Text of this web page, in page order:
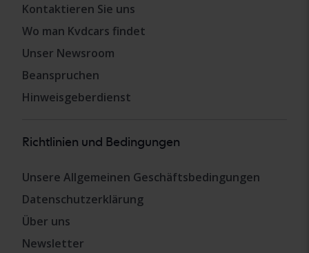
Kontaktieren Sie uns
Wo man Kvdcars findet
Unser Newsroom
Beanspruchen
Hinweisgeberdienst
Richtlinien und Bedingungen
Unsere Allgemeinen Geschäftsbedingungen
Datenschutzerklärung
Über uns
Newsletter